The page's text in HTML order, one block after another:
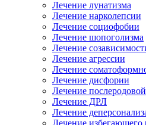
Лечение лунатизма
Лечение нарколепсии
Лечение социофобии
Лечение шопоголизма
Лечение
Лечение агрессии
Лечение
Лечение дисфории
Лечение
Лечение ДРЛ
Лечение
Лечение избегающего